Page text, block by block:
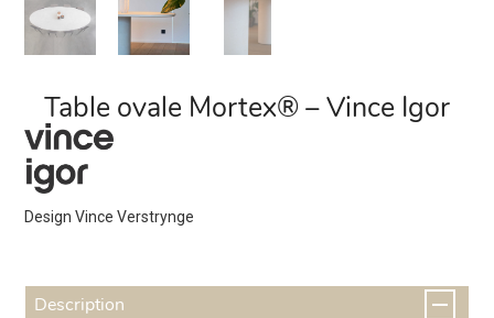
Table ovale Mortex® – Vince Igor
Design Vince Verstrynge
Description